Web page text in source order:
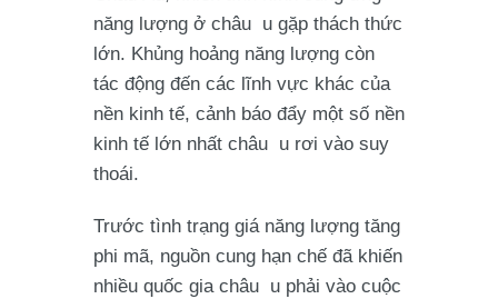
năng lượng ở châu u gặp thách thức
lớn. Khủng hoảng năng lượng còn
tác động đến các lĩnh vực khác của
nền kinh tế, cảnh báo đẩy một số nền
kinh tế lớn nhất châu u rơi vào suy
thoái.
Trước tình trạng giá năng lượng tăng
phi mã, nguồn cung hạn chế đã khiến
nhiều quốc gia châu u phải vào cuộc